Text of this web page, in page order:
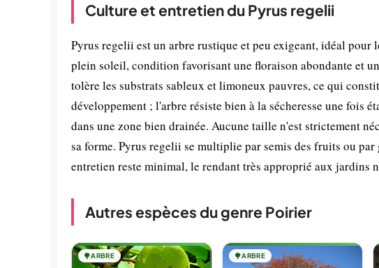
Culture et entretien du Pyrus regelii
Pyrus regelii est un arbre rustique et peu exigeant, idéal
plein soleil, condition favorisant une floraison abondante et
tolère les substrats sableux et limoneux pauvres, ce qui
développement ; l'arbre résiste bien à la sécheresse une fois
dans une zone bien drainée. Aucune taille n'est strictement
sa forme. Pyrus regelii se multiplie par semis des fruits ou
entretien reste minimal, le rendant très approprié aux jardins
Autres espèces du genre Poirier
🌳ARBRE 🌳ARBRE